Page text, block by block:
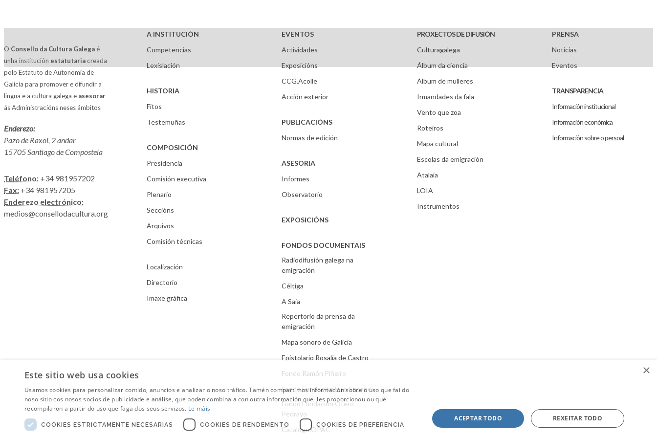
O Consello da Cultura Galega é
unha institución estatutariacreada
polo Estatuto de Autonomía de
Galicia para promover e difundir a
lingua e a cultura galega e asesorar
ás Administracións neses ámbitos
Enderezo:
Pazo de Raxoi, 2 andar
15705 Santiago de Compostela
Teléfono: +34 981957202
Fax: +34 981957205
Enderezo electrónico:
medios@consellodacultura.org
A INSTITUCIÓN
Competencias
Lexislación
HISTORIA
Fitos
Testemuñas
COMPOSICIÓN
Presidencia
Comisión executiva
Plenario
Seccións
Arquivos
Comisión técnicas
Localización
Directorio
Imaxe gráfica
EVENTOS
Actividades
Exposicións
CCG.Acolle
Acción exterior
PUBLICACIÓNS
Normas de edición
ASESORIA
Informes
Observatorio
EXPOSICIÓNS
FONDOS DOCUMENTAIS
Radiodifusión galega na
emigración
Céltiga
A Saia
Repertorio da prensa da
emigración
Mapa sonoro de Galicia
Epistolario Rosalía de Castro
Fondo Ramón Piñeiro
Fondo Fundación Luís Seoane
Fondo Fundación Otero
Pedrayo
Catálogo.OPAC
PROXECTOS DE DIFUSIÓN
Culturagalega
Álbum da ciencia
Álbum de mulleres
Irmandades da fala
Vento que zoa
Roteiros
Mapa cultural
Escolas da emigración
Atalaia
LOIA
Instrumentos
PRENSA
Noticias
Eventos
TRANSPARENCIA
Información institucional
Información económica
Información sobre o persoal
×
Este sitio web usa cookies
Usamos cookies para personalizar contido, anuncios e analizar o noso tráfico. Tamén compartimos información sobre o uso que fai do
noso sitio cos nosos socios de publicidade e análise, que poden combinala con outra información que lles proporcionou ou que
recompilaron a partir do uso que faga dos seus servizos. Le máis
COOKIES ESTRICTAMENTE NECESARIAS COOKIES DE RENDEMENTO COOKIES DE PREFERENCIA
ACEPTAR TODO REXEITAR TODO